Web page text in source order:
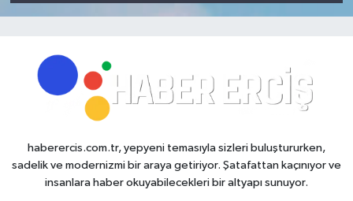
haberercis.com.tr, yepyeni temasıyla sizleri buluştururken,
sadelik ve modernizmi bir araya getiriyor. Şatafattan kaçınıyor ve
insanlara haber okuyabilecekleri bir altyapı sunuyor.